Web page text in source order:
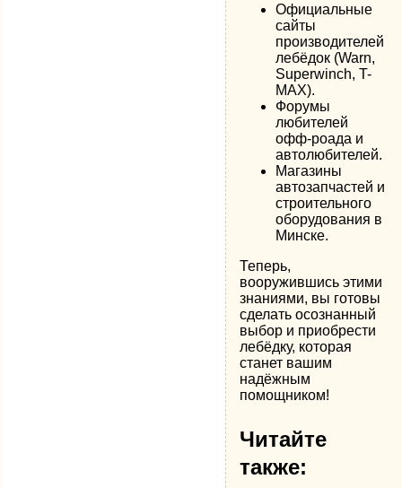
Официальные
сайты
производителей
лебёдок (Warn,
Superwinch, T-
MAX).
Форумы
любителей
офф-роада и
автолюбителей.
Магазины
автозапчастей и
строительного
оборудования в
Минске.
Теперь,
вооружившись этими
знаниями, вы готовы
сделать осознанный
выбор и приобрести
лебёдку, которая
станет вашим
надёжным
помощником!
Читайте
также: